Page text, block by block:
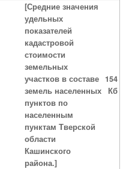
[Средние значения
удельных
показателей
кадастровой
стоимости
земельных
участков в составе
земель населенных
пунктов по
населенным
пунктам Тверской
области
Кашинского
района.]
154
Кб